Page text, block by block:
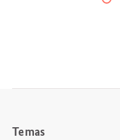
Temas